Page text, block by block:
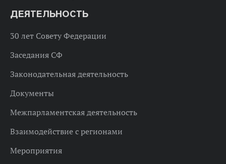
ДЕЯТЕЛЬНОСТЬ
30 лет Совету Федерации
Заседания СФ
Законодательная деятельность
Документы
Межпарламентская деятельность
Взаимодействие с регионами
Мероприятия